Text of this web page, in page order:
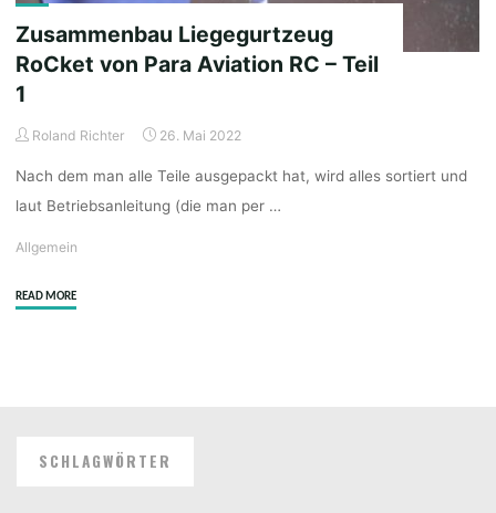
Zusammenbau Liegegurtzeug
RoCket von Para Aviation RC – Teil
1
Roland Richter 26. Mai 2022
Nach dem man alle Teile ausgepackt hat, wird alles sortiert und
laut Betriebsanleitung (die man per …
Allgemein
READ MORE"Zusammenbau
–
SCHLAGWÖRTER